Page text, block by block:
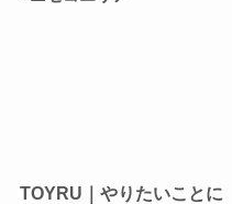
TOYRU｜やりたいことに